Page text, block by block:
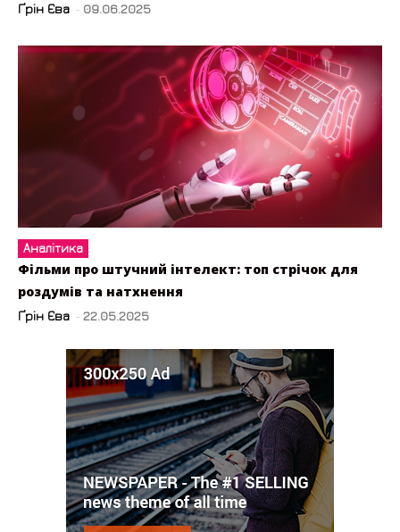
Ґрін Єва - 09.06.2025
Аналітика
Фільми про штучний інтелект: топ стрічок для
роздумів та натхнення
Ґрін Єва - 22.05.2025